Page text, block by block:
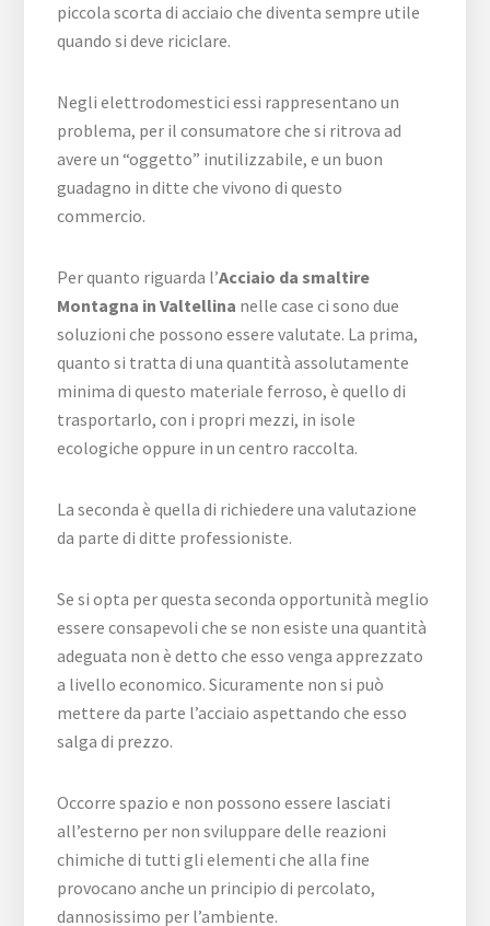
piccola scorta di acciaio che diventa sempre utile
quando si deve riciclare.
Negli elettrodomestici essi rappresentano un
problema, per il consumatore che si ritrova ad
avere un “oggetto” inutilizzabile, e un buon
guadagno in ditte che vivono di questo
commercio.
Per quanto riguarda l’Acciaio da smaltire
Montagna in Valtellina nelle case ci sono due
soluzioni che possono essere valutate. La prima,
quanto si tratta di una quantità assolutamente
minima di questo materiale ferroso, è quello di
trasportarlo, con i propri mezzi, in isole
ecologiche oppure in un centro raccolta.
La seconda è quella di richiedere una valutazione
da parte di ditte professioniste.
Se si opta per questa seconda opportunità meglio
essere consapevoli che se non esiste una quantità
adeguata non è detto che esso venga apprezzato
a livello economico. Sicuramente non si può
mettere da parte l’acciaio aspettando che esso
salga di prezzo.
Occorre spazio e non possono essere lasciati
all’esterno per non sviluppare delle reazioni
chimiche di tutti gli elementi che alla fine
provocano anche un principio di percolato,
dannosissimo per l’ambiente.